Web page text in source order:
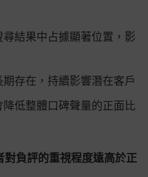
結果中占據顯著位置，影
存在，持續影響潛在客戶
低整體口碑聲量的正面比
對負評的重視程度遠高於正